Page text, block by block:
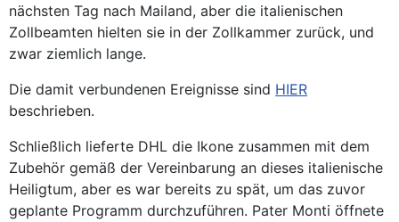
nächsten Tag nach Mailand, aber die italienischen
Zollbeamten hielten sie in der Zollkammer zurück, und
zwar ziemlich lange.
Die damit verbundenen Ereignisse sind HIER
beschrieben.
Schließlich lieferte DHL die Ikone zusammen mit dem
Zubehör gemäß der Vereinbarung an dieses italienische
Heiligtum, aber es war bereits zu spät, um das zuvor
geplante Programm durchzuführen. Pater Monti öffnete